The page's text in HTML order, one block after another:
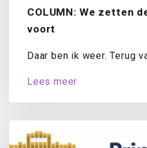
COLUMN: We zetten
voort
Daar ben ik weer. Terug
Lees meer